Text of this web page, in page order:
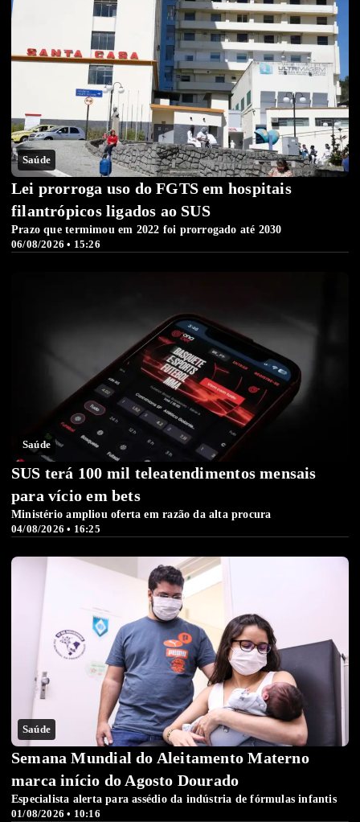
Saúde
06/08/2026 • 15:26
Lei prorroga uso do FGTS em hospitais
filantrópicos ligados ao SUS
Prazo que termimou em 2022 foi prorrogado até 2030
Saúde
04/08/2026 • 16:25
SUS terá 100 mil teleatendimentos mensais
para vício em bets
Ministério ampliou oferta em razão da alta procura
Saúde
01/08/2026 • 10:16
Semana Mundial do Aleitamento Materno
marca início do Agosto Dourado
Especialista alerta para assédio da indústria de fórmulas infantis